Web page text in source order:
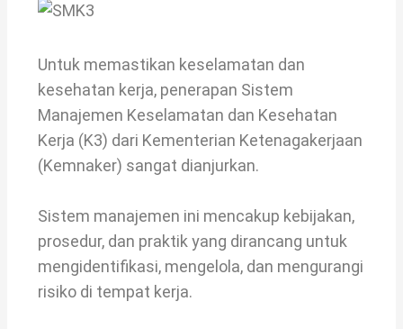
Untuk memastikan keselamatan dan
kesehatan kerja, penerapan Sistem
Manajemen Keselamatan dan Kesehatan
Kerja (K3) dari Kementerian Ketenagakerjaan
(Kemnaker) sangat dianjurkan.
Sistem manajemen ini mencakup kebijakan,
prosedur, dan praktik yang dirancang untuk
mengidentifikasi, mengelola, dan mengurangi
risiko di tempat kerja.